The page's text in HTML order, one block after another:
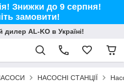
Знижки до 9 серпня!
замовити!
AL-KO в Україні!
НАСОСНІ СТАНЦІЇ